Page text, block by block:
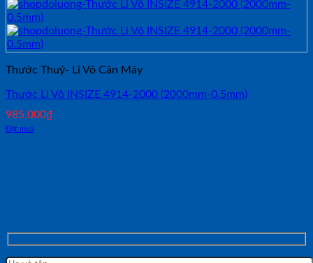
Thước Thuỷ- Li Vô Cân Máy
Thước Li Vô INSIZE 4914-2000 (2000mm-0.5mm)
985,000₫
Đặt mua